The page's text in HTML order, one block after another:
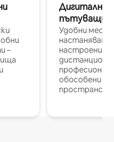
–
Дигитални
пътуващи
Удобни
настаняване
настроени и
обособени